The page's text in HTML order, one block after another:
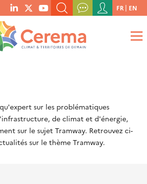
menu
social
links
UNE PUBLICATION, ETC.
?
Menu
du
compte
de
FR EN
sur les problématiques
de climat et d'énergie,
sur le sujet Tramway. Retrouvez ci-
sur le thème Tramway.